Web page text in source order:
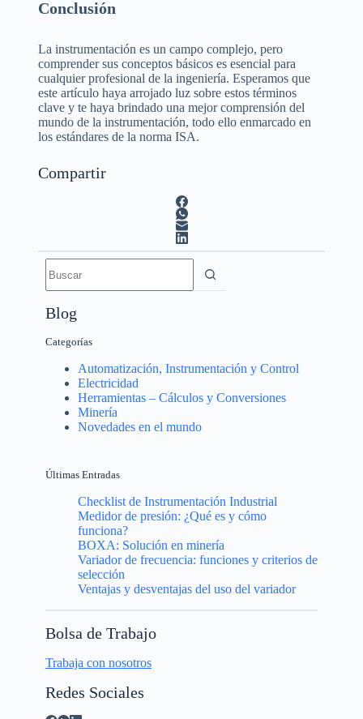
Conclusión
La instrumentación es un campo complejo, pero
comprender sus conceptos básicos es esencial para
cualquier profesional de la ingeniería. Esperamos que
este artículo haya arrojado luz sobre estos términos
clave y te haya brindado una mejor comprensión del
mundo de la instrumentación, todo ello enmarcado en
los estándares de la norma ISA.
Compartir
Blog
Categorías
Automatización, Instrumentación y Control
Electricidad
Herramientas – Cálculos y Conversiones
Minería
Novedades en el mundo
Últimas Entradas
Checklist de Instrumentación Industrial
Medidor de presión: ¿Qué es y cómo
funciona?
BOXA: Solución en minería
Variador de frecuencia: funciones y criterios de
selección
Ventajas y desventajas del uso del variador
Bolsa de Trabajo
Trabaja con nosotros
Redes Sociales